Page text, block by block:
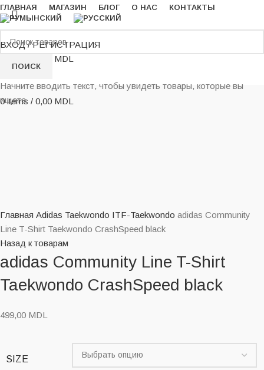
ГЛАВНАЯ МАГАЗИН БЛОГ О НАС КОНТАКТЫ
ВХОД / РЕГИСТРАЦИЯ
MDL
0items / 0,00 MDL
Главная Adidas Taekwondo ITF-Taekwondo adidas Community
Line T-Shirt Taekwondo CrashSpeed black
Назад к товарам
adidas Community Line T-Shirt
Taekwondo CrashSpeed black
499,00 MDL
SIZE
ПОИСК
Начните вводить текст, чтобы увидеть товары, которые вы
ищете.